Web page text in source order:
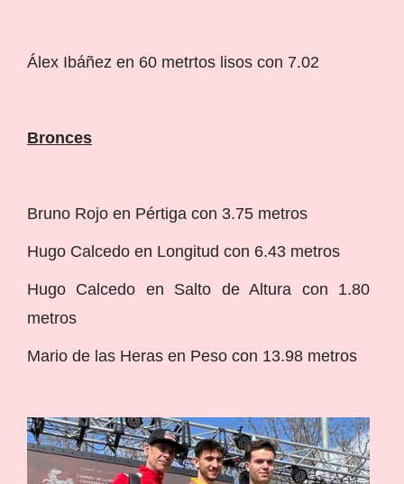
Álex Ibáñez en 60 metrtos lisos con 7.02
Bronces
Bruno Rojo en Pértiga con 3.75 metros
Hugo Calcedo en Longitud con 6.43 metros
Hugo Calcedo en Salto de Altura con 1.80
metros
Mario de las Heras en Peso con 13.98 metros